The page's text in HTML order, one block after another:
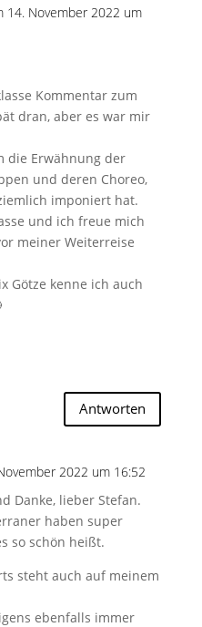
14. November 2022 um
Kommentar zum
dran, aber es war mir
die Erwähnung der
und deren Choreo,
imponiert hat.
und ich freue mich
meiner Weiterreise
Götze kenne ich auch
Antworten
2022 um 16:52
Danke, lieber Stefan.
haben super
so schön heißt.
steht auch auf meinem
ebenfalls immer